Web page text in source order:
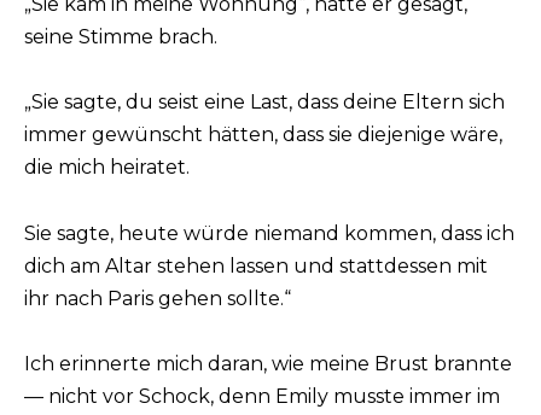
seine Stimme brach.
„Sie sagte, du seist eine Last, dass deine Eltern sich
immer gewünscht hätten, dass sie diejenige wäre,
die mich heiratet.
Sie sagte, heute würde niemand kommen, dass ich
dich am Altar stehen lassen und stattdessen mit
ihr nach Paris gehen sollte.“
Ich erinnerte mich daran, wie meine Brust brannte
— nicht vor Schock, denn Emily musste immer im